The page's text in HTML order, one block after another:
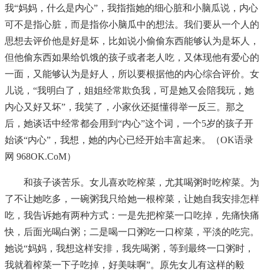
我“妈妈，什么是内心”，我指指她的细心脏和小脑瓜说，内心
可不是指心脏，而是指你小脑瓜中的想法。我们要从一个人的
思想去评价他是好是坏，比如说小偷偷东西能够认为是坏人，
但他偷东西如果给饥饿的孩子或者老人吃，又体现他有爱心的
一面，又能够认为是好人，所以要根据他的内心综合评价。女
儿说，“我明白了，姐姐经常欺负我，可是她又会陪我玩，她
内心又好又坏”，我笑了，小家伙还挺懂得举一反三。那之
后，她谈话中经常都会用到“内心”这个词，一个5岁的孩子开
始谈“内心”，我想，她的内心已经开始丰富起来。（OK语录
网 968OK.CoM）
和孩子谈苦乐。女儿喜欢吃榨菜，尤其喝粥时吃榨菜。为
了不让她吃多，一碗粥我只给她一根榨菜，让她自我安排怎样
吃，我告诉她有两种方式：一是先把榨菜一口吃掉，先痛快痛
快，后面光喝白粥；二是喝一口粥吃一口榨菜，平淡的吃完。
她说“妈妈，我想这样安排，我先喝粥，等到最终一口粥时，
我就着榨菜一下子吃掉，好美味啊”。原先女儿有这样的毅